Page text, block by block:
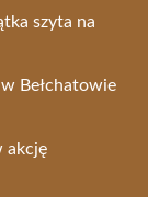
szyta na
Bełchatowie
akcję